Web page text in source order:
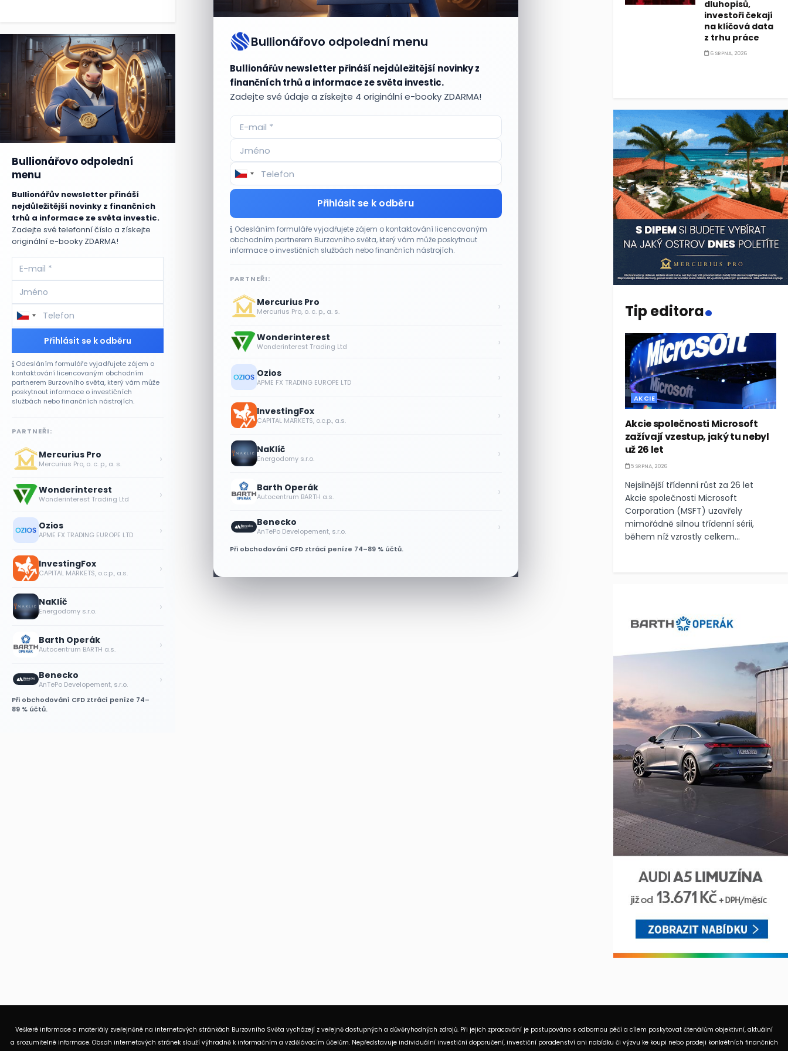
Bullionářovo odpolední menu
Bullionářův newsletter přináší nejdůležitější novinky z
finančních trhů a informace ze světa investic.
Zadejte své údaje a získejte 4 originální e-booky ZDARMA!
Přihlásit se k odběru
Odesláním formuláře vyjadřujete zájem o kontaktování licencovaným
obchodním partnerem Burzovního světa, který vám může poskytnout
informace o investičních službách nebo finančních nástrojích.
PARTNEŘI:
Mercurius Pro
Mercurius Pro, o. c. p., a. s. ›
Wonderinterest
Wonderinterest Trading Ltd ›
Ozios
APME FX TRADING EUROPE LTD ›
InvestingFox
CAPITAL MARKETS, o.c.p., a.s. ›
NaKlíč
Energodomy s.r.o. ›
Barth Operák
Autocentrum BARTH a.s. ›
Benecko
AnTePo Developement, s.r.o. ›
Při obchodování CFD ztrácí peníze 74–89 % účtů.
Bullionářovo odpolední
menu
Bullionářův newsletter přináší
nejdůležitější novinky z finančních
trhů a informace ze světa investic.
Zadejte své telefonní číslo a získejte
originální e-booky ZDARMA!
Přihlásit se k odběru
Odesláním formuláře vyjadřujete zájem o
kontaktování licencovaným obchodním
partnerem Burzovního světa, který vám může
poskytnout informace o investičních
službách nebo finančních nástrojích.
PARTNEŘI:
Mercurius Pro
Mercurius Pro, o. c. p., a. s. ›
Wonderinterest
Wonderinterest Trading Ltd ›
Ozios
APME FX TRADING EUROPE LTD ›
InvestingFox
CAPITAL MARKETS, o.c.p., a.s. ›
NaKlíč
Energodomy s.r.o. ›
Barth Operák
Autocentrum BARTH a.s. ›
Benecko
AnTePo Developement, s.r.o. ›
Při obchodování CFD ztrácí peníze 74–
89 % účtů.
dluhopisů,
investoři čekají
na klíčová data
z trhu práce
6 SRPNA, 2026
Tip editora.
AKCIE
Akcie společnosti Microsoft
zažívají vzestup, jaký tu nebyl
už 26 let
5 SRPNA, 2026
Nejsilnější třídenní růst za 26 let
Akcie společnosti Microsoft
Corporation (MSFT) uzavřely
mimořádně silnou třídenní sérii,
během níž vzrostly celkem...
Veškeré informace a materiály zveřejněné na internetových stránkách Burzovního Světa vycházejí z veřejně dostupných a důvěryhodných zdrojů. Při jejich zpracování je postupováno s odbornou péčí a cílem poskytovat čtenářům objektivní, aktuální
a srozumitelné informace. Obsah internetových stránek slouží výhradně k informačním a vzdělávacím účelům. Nepředstavuje individuální investiční doporučení, investiční poradenství ani nabídku či výzvu ke koupi nebo prodeji konkrétních finančních